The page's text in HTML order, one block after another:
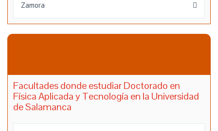
Zamora
Facultades donde estudiar Doctorado en
Física Aplicada y Tecnología en la Universidad
de Salamanca